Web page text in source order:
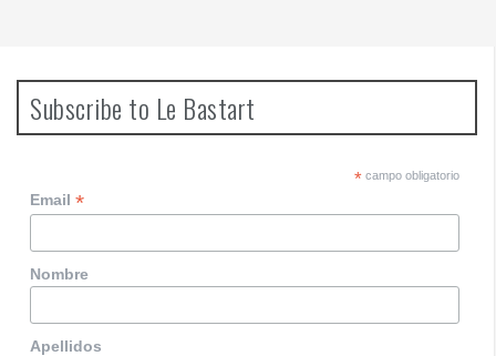
Subscribe to Le Bastart
*campo obligatorio
Email*
Nombre
Apellidos